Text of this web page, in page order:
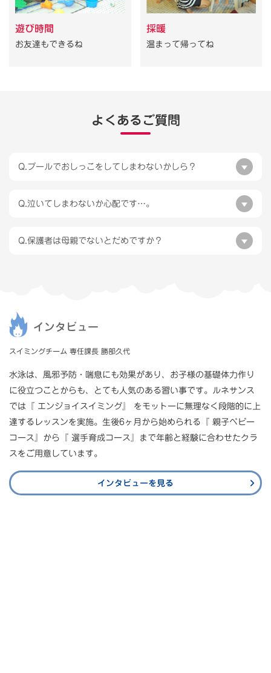
遊び時間
お友達もできるね
採暖
温まって帰ってね
よくあるご質問
Q.プールでおしっこをしてしまわないかしら？
Q.泣いてしまわないか心配です…。
Q.保護者は母親でないとだめですか？
インタビュー
スイミングチーム 専任課長 勝部久代
⽔泳は、⾵邪予防・喘息にも効果があり、お⼦様の基礎体⼒作り
に役⽴つことからも、とても⼈気のある習い事です。ルネサンス
では『 エンジョイスイミング』 をモットーに無理なく段階的に上
達するレッスンを実施。⽣後6ヶ⽉から始められる『 親⼦ベビー
コース』から『 選⼿育成コース』まで年齢と経験に合わせたクラ
スをご⽤意しています。
インタビューを見る